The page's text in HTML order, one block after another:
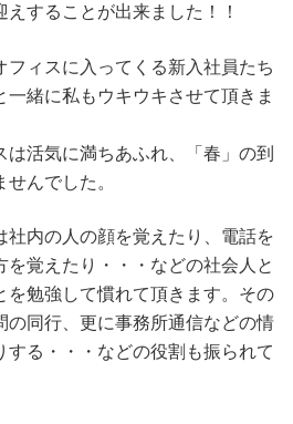
することが出来ました！！
フィスに入ってくる新入社員たち
一緒に私もウキウキさせて頂きま
は活気に満ちあふれ、「春」の到
んでした。
社内の人の顔を覚えたり、電話を
覚えたり・・・などの社会人と
を勉強して慣れて頂きます。その
の同行、更に事務所通信などの情
する・・・などの役割も振られて